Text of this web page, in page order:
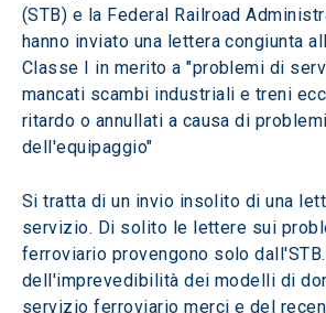
(STB) e la Federal Railroad
hanno inviato una lettera congiunta
Classe I in merito a "problemi di
mancati scambi industriali e treni
ritardo o annullati a causa di
dell'equipaggio"
Si tratta di un invio insolito di una
servizio. Di solito le lettere sui
ferroviario provengono solo
dell'imprevedibilità dei modelli di
servizio ferroviario merci e del